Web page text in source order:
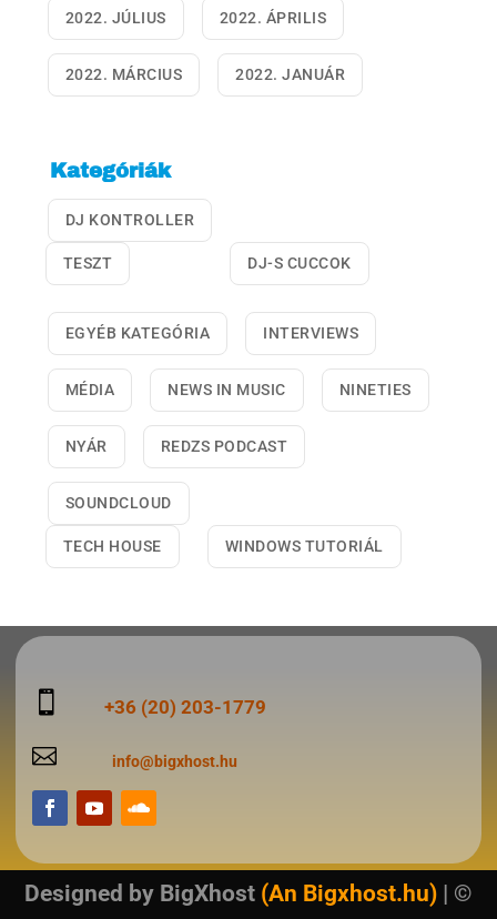
2022. JÚLIUS 2022. ÁPRILIS
2022. MÁRCIUS 2022. JANUÁR
Kategóriák
DJ KONTROLLER
TESZT DJ-S CUCCOK
EGYÉB KATEGÓRIA INTERVIEWS
MÉDIA NEWS IN MUSIC NINETIES
NYÁR REDZS PODCAST
SOUNDCLOUD
TECH HOUSE WINDOWS TUTORIÁL
 +36 (20) 203-1779
 info@bigxhost.hu
Designed byBigXhost (An Bigxhost.hu)| ©